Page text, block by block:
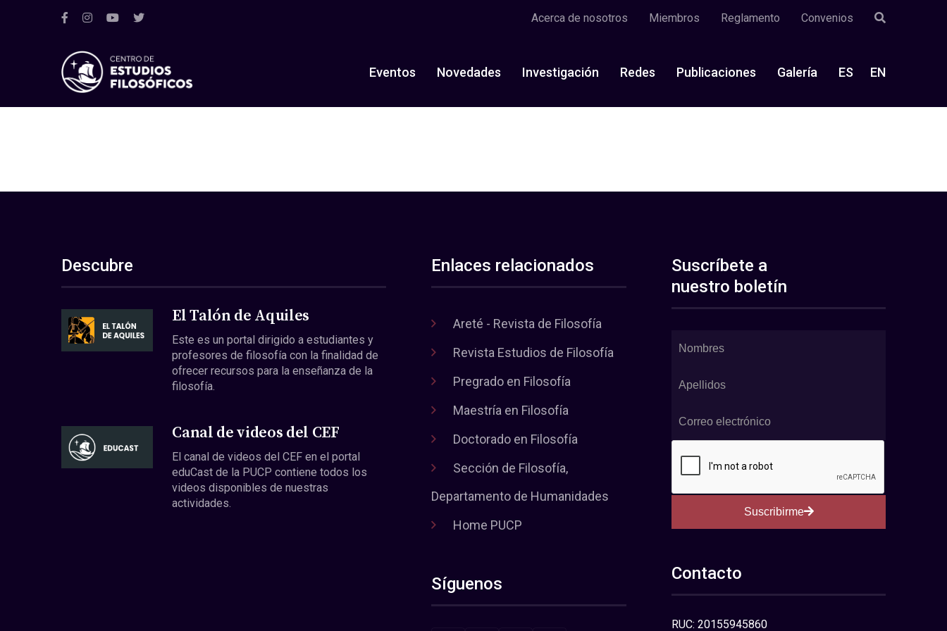
Acerca de nosotros Miembros Reglamento Convenios
Eventos Novedades Investigación Redes Publicaciones Galería ES EN
Descubre
El Talón de Aquiles
Este es un portal dirigido a estudiantes y
profesores de filosofía con la finalidad de
ofrecer recursos para la enseñanza de la
filosofía.
Canal de videos del CEF
El canal de videos del CEF en el portal
eduCast de la PUCP contiene todos los
videos disponibles de nuestras
actividades.
Enlaces relacionados
Areté - Revista de Filosofía
Revista Estudios de Filosofía
Pregrado en Filosofía
Maestría en Filosofía
Doctorado en Filosofía
Sección de Filosofía,
Departamento de Humanidades
Home PUCP
Síguenos
Suscríbete a
nuestro boletín
Suscribirme
Contacto
RUC: 20155945860